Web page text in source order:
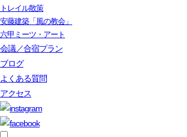
トレイル散策
安藤建築「風の教会」
六甲ミーツ・アート
会議／合宿プラン
ブログ
よくある質問
アクセス